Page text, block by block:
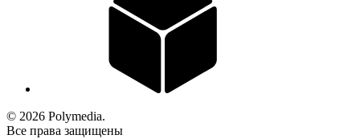
© 2026 Polymedia.
Все права защищены